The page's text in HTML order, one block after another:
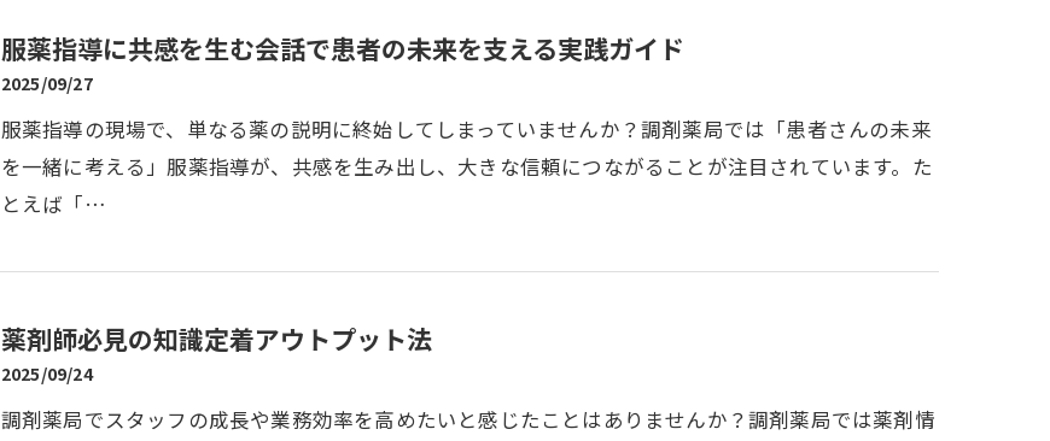
服薬指導に共感を生む会話で患者の未来を支える実践ガイド
2025/09/27
服薬指導の現場で、単なる薬の説明に終始してしまっていませんか？調剤薬局では「患者さんの未来
を一緒に考える」服薬指導が、共感を生み出し、大きな信頼につながることが注目されています。た
とえば「…
薬剤師必見の知識定着アウトプット法
2025/09/24
調剤薬局でスタッフの成長や業務効率を高めたいと感じたことはありませんか？調剤薬局では薬剤情